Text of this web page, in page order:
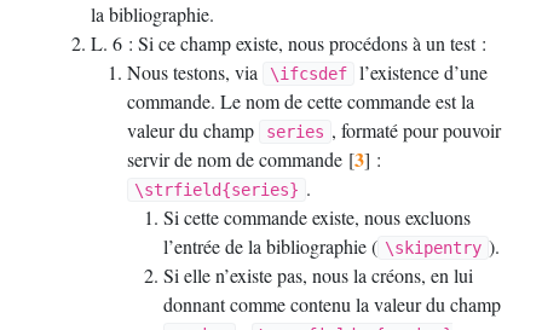
la bibliographie.
L. 6 : Si ce champ existe, nous procédons à un test :
Nous testons, via
\ifcsdef
l’existence d’une
commande. Le nom de cette commande est la
valeur du champ
series , formaté pour pouvoir
servir de nom de commande [3] :
\strfield{series} .
Si cette commande existe, nous excluons
l’entrée de la bibliographie ( \skipentry ).
Si elle n’existe pas, nous la créons, en lui
donnant comme contenu la valeur du champ